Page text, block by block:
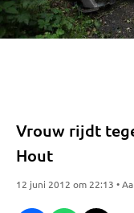
Vrouw rijdt
Hout
12 juni 2012 om 22:13 •